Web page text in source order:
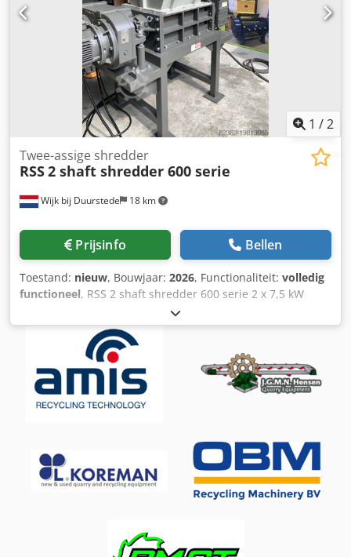
1 /2
Wijk bij Duurstede 18 km
Twee-assige shredder
RSS2 shaft shredder 600 serie
Prijsinfo Bellen
Toestand: nieuw, Bouwjaar: 2026, Functionaliteit: volledig
functioneel, RSS 2 shaft shredder 600 serie 2 x 7,5 kW
lengte rotor 600 Dodpfow Ry Alex Acdekr messen 30 mm
De machine kan naar uw wens aangepast worden,
inclusief schakelkast. Levertijd in overleg Eventueel toe en
afvoerband mogelijk Deze Shredder is uitstekend geschikt
voor bv Harddisks, laptops, mobile telefoons, rubber, hout,
papier etc. etc. te vernietigen. Meer weten? , bel of mail
ons. In overleg kunnen we de machines ook afleveren en
een geldig telefoonnummer voor een snelle reactie.